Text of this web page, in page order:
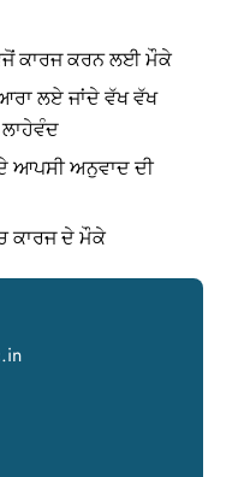
ਕਾਰਜ ਕਰਨ ਲਈ ਮੌਕੇ
ਲਏ ਜਾਂਦੇ ਵੱਖ ਵੱਖ
ਆਪਸੀ ਅਨੁਵਾਦ ਦੀ
ਕਾਰਜ ਦੇ ਮੌਕੇ